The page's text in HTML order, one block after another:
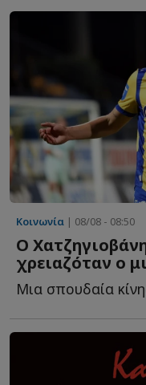
Κοινωνία | 08/08 - 08:50
Ο
χρειαζόταν ο